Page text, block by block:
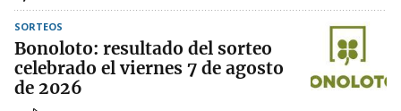
SORTEOS
Bonoloto: resultado del sorteo
celebrado el viernes 7 de agosto
de 2026